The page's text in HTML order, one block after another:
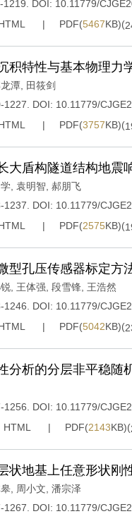
DOI: 10.11779/
PDF(5467KB)(
积特性与基本物理力
潭
田筱剑
DOI: 10.11779/
PDF(3757KB)(
大盾构隧道结构地震
袁明智 郝朋飞
DOI: 10.11779/
PDF(2575KB)(
型孔压传感器标定方
王体强 段雪锋
王浩然
DOI: 10.11779/
PDF(5042KB)(
分析的分层非平稳随
DOI: 10.11779/
HTML PDF(2143KB)(
状地基上任意形状刚
周小文 潘宗泽
DOI: 10.11779/